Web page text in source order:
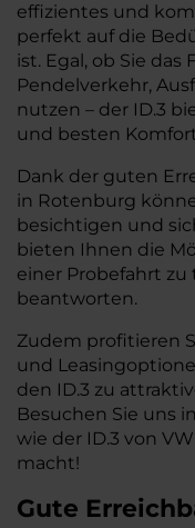
effizientes und
perfekt auf die
ist. Egal, ob Sie
Pendelverkehr,
nutzen – der ID.3
und besten
Dank der guten
in Rotenburg
besichtigen und
bieten Ihnen die
einer Probefahrt zu
beantworten.
Zudem profitieren
und
den ID.3 zu
Besuchen Sie uns
wie der ID.3 von
macht!
Gute